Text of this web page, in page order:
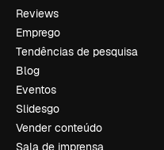
Reviews
Emprego
Tendências de pesquisa
Blog
Eventos
Slidesgo
Vender conteúdo
Sala de imprensa